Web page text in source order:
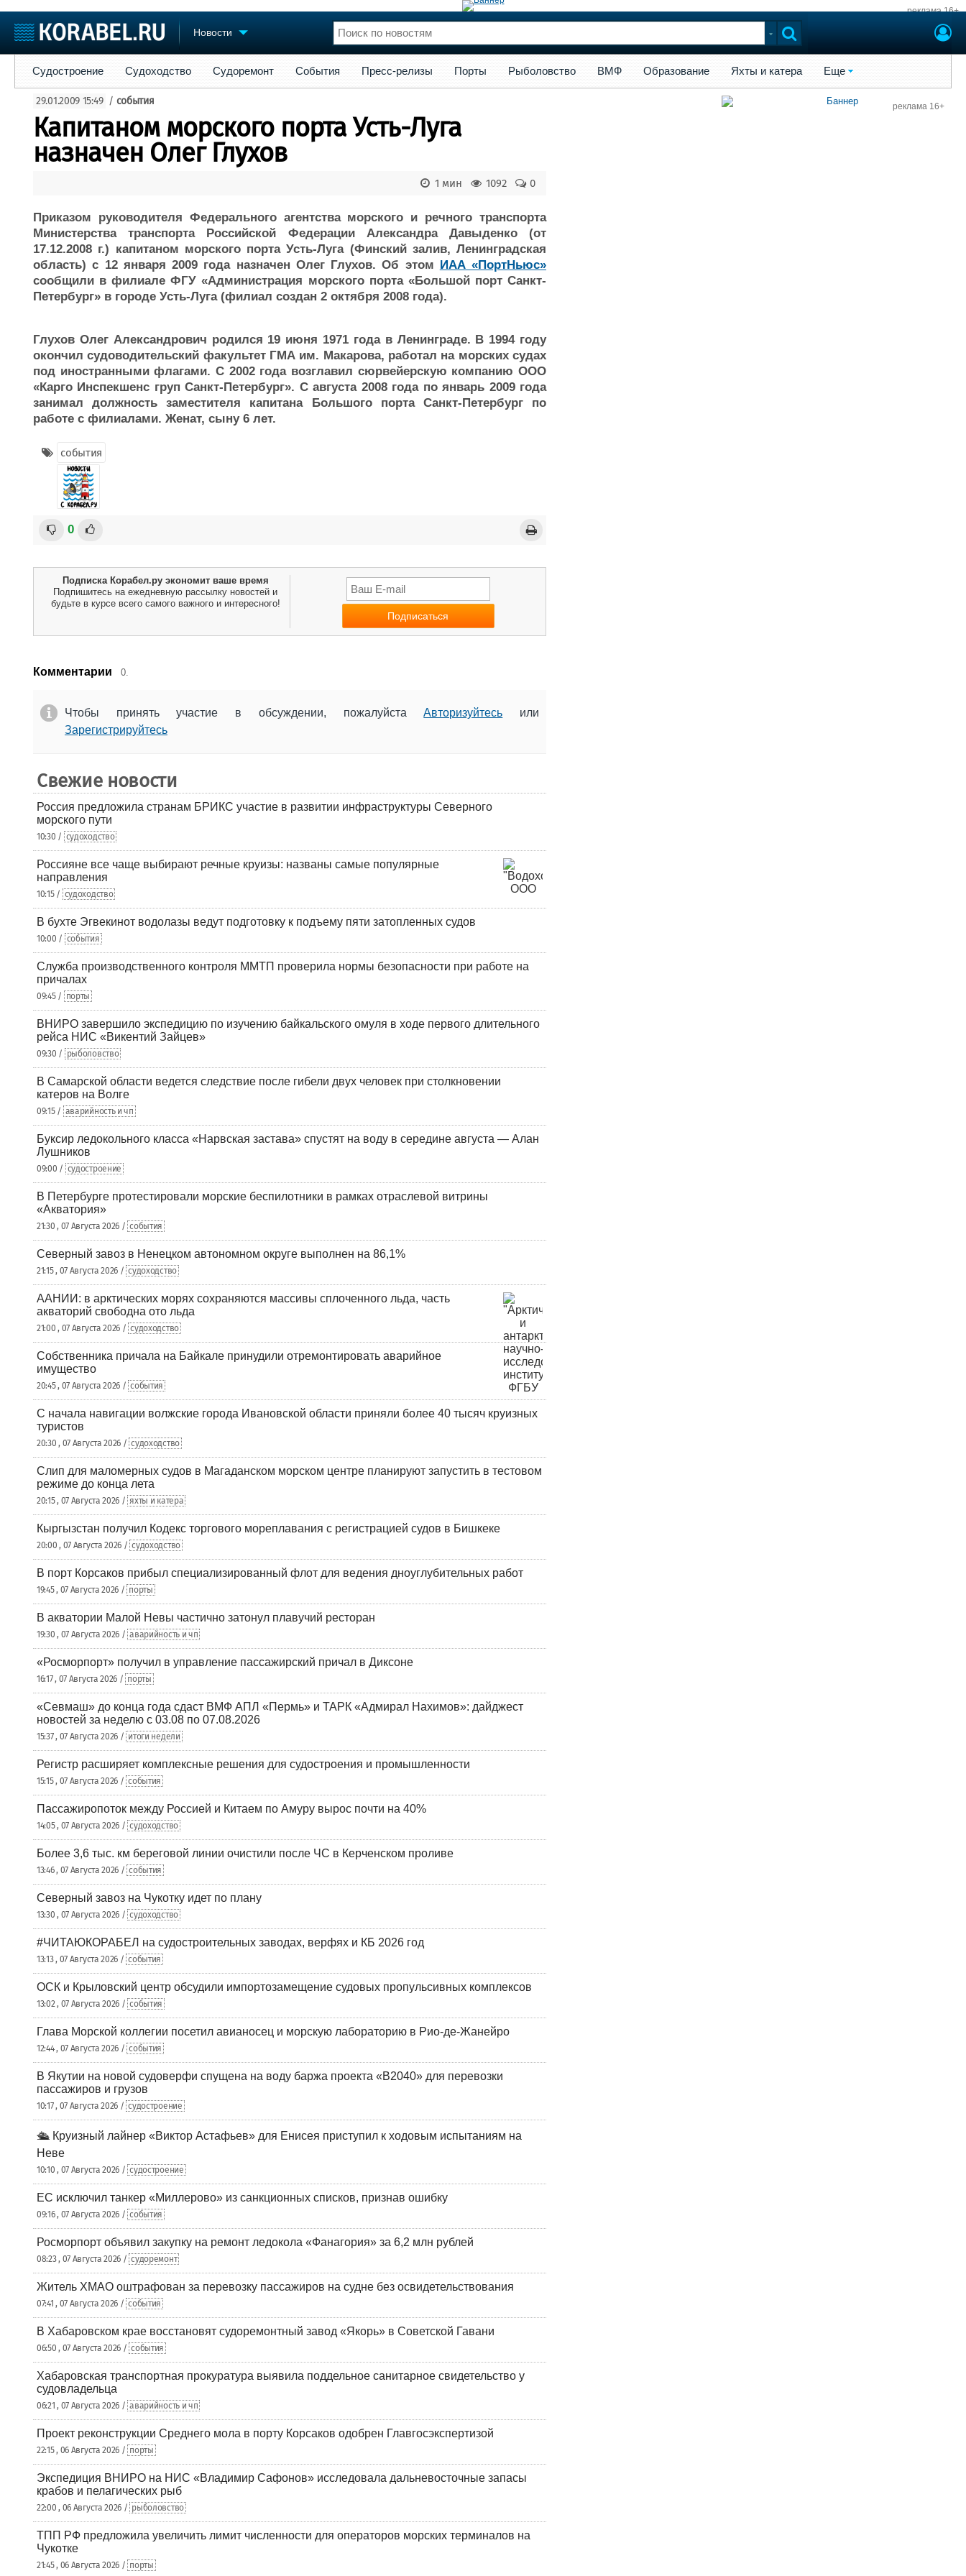
реклама 16+
Новости
Судостроение
Пульс
Новости
Репутация
Журнал
Реклама
Торговая площадка
Доска объявлений
Продажа флота
Оборудование
Изделия
Конференции
Личности
Словарь
Флот
Форум
Отзывы
Судостроение Судоходство Судоремонт События Пресс-релизы Порты Рыболовство ВМФ Образование Яхты и катера Еще
29.01.2009 15:49 / события
Капитаном морского порта Усть-Луга
назначен Олег Глухов
0
1092
1 мин
Приказом руководителя Федерального агентства морского и речного транспорта
Министерства транспорта Российской Федерации Александра Давыденко (от
17.12.2008 г.) капитаном морского порта Усть-Луга (Финский залив, Ленинградская
область) с 12 января 2009 года назначен Олег Глухов. Об этом ИАА «ПортНьюс»
сообщили в филиале ФГУ «Администрация морского порта «Большой порт Санкт-
Петербург» в городе Усть-Луга (филиал создан 2 октября 2008 года).
Глухов Олег Александрович родился 19 июня 1971 года в Ленинграде. В 1994 году
окончил судоводительский факультет ГМА им. Макарова, работал на морских судах
под иностранными флагами. С 2002 года возглавил сюрвейерскую компанию ООО
«Карго Инспекшенс груп Санкт-Петербург». С августа 2008 года по январь 2009 года
занимал должность заместителя капитана Большого порта Санкт-Петербург по
работе с филиалами. Женат, сыну 6 лет.
события
0
Подписка Корабел.ру экономит ваше время
Подпишитесь на ежедневную рассылку новостей и
будьте в курсе всего самого важного и интересного!
Комментарии 0.
Чтобы принять участие в обсуждении, пожалуйстаАвторизуйтесь или
Зарегистрируйтесь
Свежие новости
Россия предложила странам БРИКС участие в развитии инфраструктуры Северного
морского пути
10:30 / судоходство
Россияне все чаще выбирают речные круизы: названы самые популярные
направления
10:15 / судоходство
В бухте Эгвекинот водолазы ведут подготовку к подъему пяти затопленных судов
10:00 / события
Служба производственного контроля ММТП проверила нормы безопасности при работе на
причалах
09:45 / порты
ВНИРО завершило экспедицию по изучению байкальского омуля в ходе первого длительного
рейса НИС «Викентий Зайцев»
09:30 / рыболовство
В Самарской области ведется следствие после гибели двух человек при столкновении
катеров на Волге
09:15 / аварийность и чп
Буксир ледокольного класса «Нарвская застава» спустят на воду в середине августа — Алан
Лушников
09:00 / судостроение
В Петербурге протестировали морские беспилотники в рамках отраслевой витрины
«Акватория»
21:30 , 07 Августа 2026 / события
Северный завоз в Ненецком автономном округе выполнен на 86,1%
21:15 , 07 Августа 2026 / судоходство
ААНИИ: в арктических морях сохраняются массивы сплоченного льда, часть
акваторий свободна ото льда
21:00 , 07 Августа 2026 / судоходство
Собственника причала на Байкале принудили отремонтировать аварийное
имущество
20:45 , 07 Августа 2026 / события
С начала навигации волжские города Ивановской области приняли более 40 тысяч круизных
туристов
20:30 , 07 Августа 2026 / судоходство
Слип для маломерных судов в Магаданском морском центре планируют запустить в тестовом
режиме до конца лета
20:15 , 07 Августа 2026 / яхты и катера
Кыргызстан получил Кодекс торгового мореплавания с регистрацией судов в Бишкеке
20:00 , 07 Августа 2026 / судоходство
В порт Корсаков прибыл специализированный флот для ведения дноуглубительных работ
19:45 , 07 Августа 2026 / порты
В акватории Малой Невы частично затонул плавучий ресторан
19:30 , 07 Августа 2026 / аварийность и чп
«Росморпорт» получил в управление пассажирский причал в Диксоне
16:17 , 07 Августа 2026 / порты
«Севмаш» до конца года сдаст ВМФ АПЛ «Пермь» и ТАРК «Адмирал Нахимов»: дайджест
новостей за неделю с 03.08 по 07.08.2026
15:37 , 07 Августа 2026 / итоги недели
Регистр расширяет комплексные решения для судостроения и промышленности
15:15 , 07 Августа 2026 / события
Пассажиропоток между Россией и Китаем по Амуру вырос почти на 40%
14:05 , 07 Августа 2026 / судоходство
Более 3,6 тыс. км береговой линии очистили после ЧС в Керченском проливе
13:46 , 07 Августа 2026 / события
Северный завоз на Чукотку идет по плану
13:30 , 07 Августа 2026 / судоходство
#ЧИТАЮКОРАБЕЛ на судостроительных заводах, верфях и КБ 2026 год
13:13 , 07 Августа 2026 / события
ОСК и Крыловский центр обсудили импортозамещение судовых пропульсивных комплексов
13:02 , 07 Августа 2026 / события
Глава Морской коллегии посетил авианосец и морскую лабораторию в Рио-де-Жанейро
12:44 , 07 Августа 2026 / события
В Якутии на новой судоверфи спущена на воду баржа проекта «В2040» для перевозки
пассажиров и грузов
10:17 , 07 Августа 2026 / судостроение
🛳️ Круизный лайнер «Виктор Астафьев» для Енисея приступил к ходовым испытаниям на
Неве
10:10 , 07 Августа 2026 / судостроение
ЕС исключил танкер «Миллерово» из санкционных списков, признав ошибку
09:16 , 07 Августа 2026 / события
Росморпорт объявил закупку на ремонт ледокола «Фанагория» за 6,2 млн рублей
08:23 , 07 Августа 2026 / судоремонт
Житель ХМАО оштрафован за перевозку пассажиров на судне без освидетельствования
07:41 , 07 Августа 2026 / события
В Хабаровском крае восстановят судоремонтный завод «Якорь» в Советской Гавани
06:50 , 07 Августа 2026 / события
Хабаровская транспортная прокуратура выявила поддельное санитарное свидетельство у
судовладельца
06:21 , 07 Августа 2026 / аварийность и чп
Проект реконструкции Среднего мола в порту Корсаков одобрен Главгосэкспертизой
22:15 , 06 Августа 2026 / порты
Экспедиция ВНИРО на НИС «Владимир Сафонов» исследовала дальневосточные запасы
крабов и пелагических рыб
22:00 , 06 Августа 2026 / рыболовство
ТПП РФ предложила увеличить лимит численности для операторов морских терминалов на
Чукотке
21:45 , 06 Августа 2026 / порты
реклама 16+